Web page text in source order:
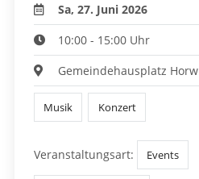
Sa, 27. Juni 2026
10:00 - 15:00 Uhr
Gemeindehausplatz Horw
Musik Konzert
Veranstaltungsart: Events